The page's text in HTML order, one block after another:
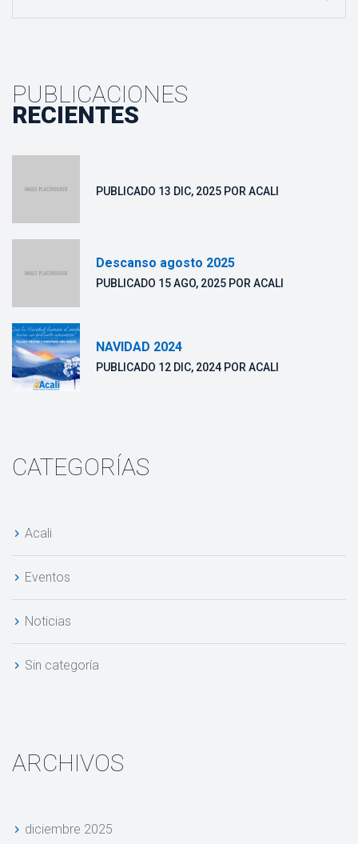
PUBLICACIONES
RECIENTES
PUBLICADO 13 DIC, 2025 POR ACALI
Descanso agosto 2025
PUBLICADO 15 AGO, 2025 POR ACALI
NAVIDAD 2024
PUBLICADO 12 DIC, 2024 POR ACALI
CATEGORÍAS
Acali
Evento
Noticia
Sin categoría
ARCHIVOS
diciembre 2025